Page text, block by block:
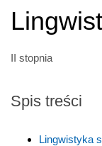
II stopnia
Spis treści
Lingwistyka